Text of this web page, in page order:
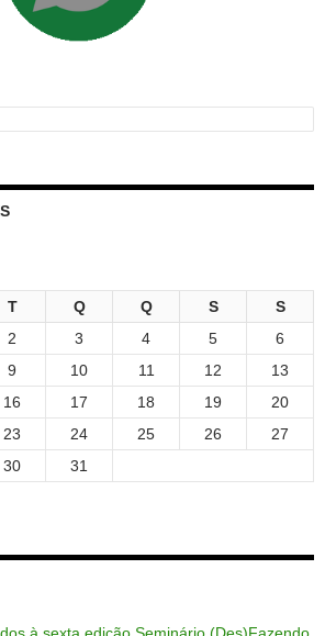
T Q Q S
S
2 3 4 5
6
9 10 11 12
13
16 17 18 19
20
23 24 25 26
27
30
31